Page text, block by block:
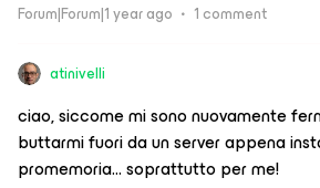
Forum|Forum|1 year ago 1 comment
atinivelli
ciao, siccome mi sono nuovamente
buttarmi fuori da un server appena
promemoria… soprattutto per me!